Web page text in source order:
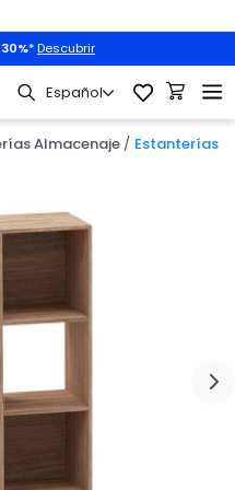
* Descubrir
Almacenaje Estanterías